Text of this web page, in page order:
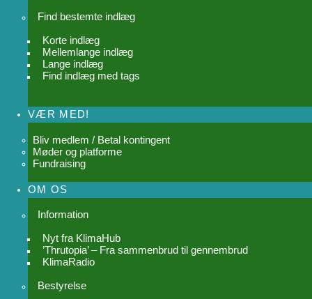
Find bestemte indlæg
Korte indlæg
Mellemlange indlæg
Lange indlæg
Find indlæg med tags
VÆR MED!
Bliv medlem / Betal kontingent
Møder og platforme
Fundraising
OM OS
Information
Nyt fra KlimaHub
’Thrutopia’ – Fra sammenbrud til gennembrud
KlimaRadio
Bestyrelse